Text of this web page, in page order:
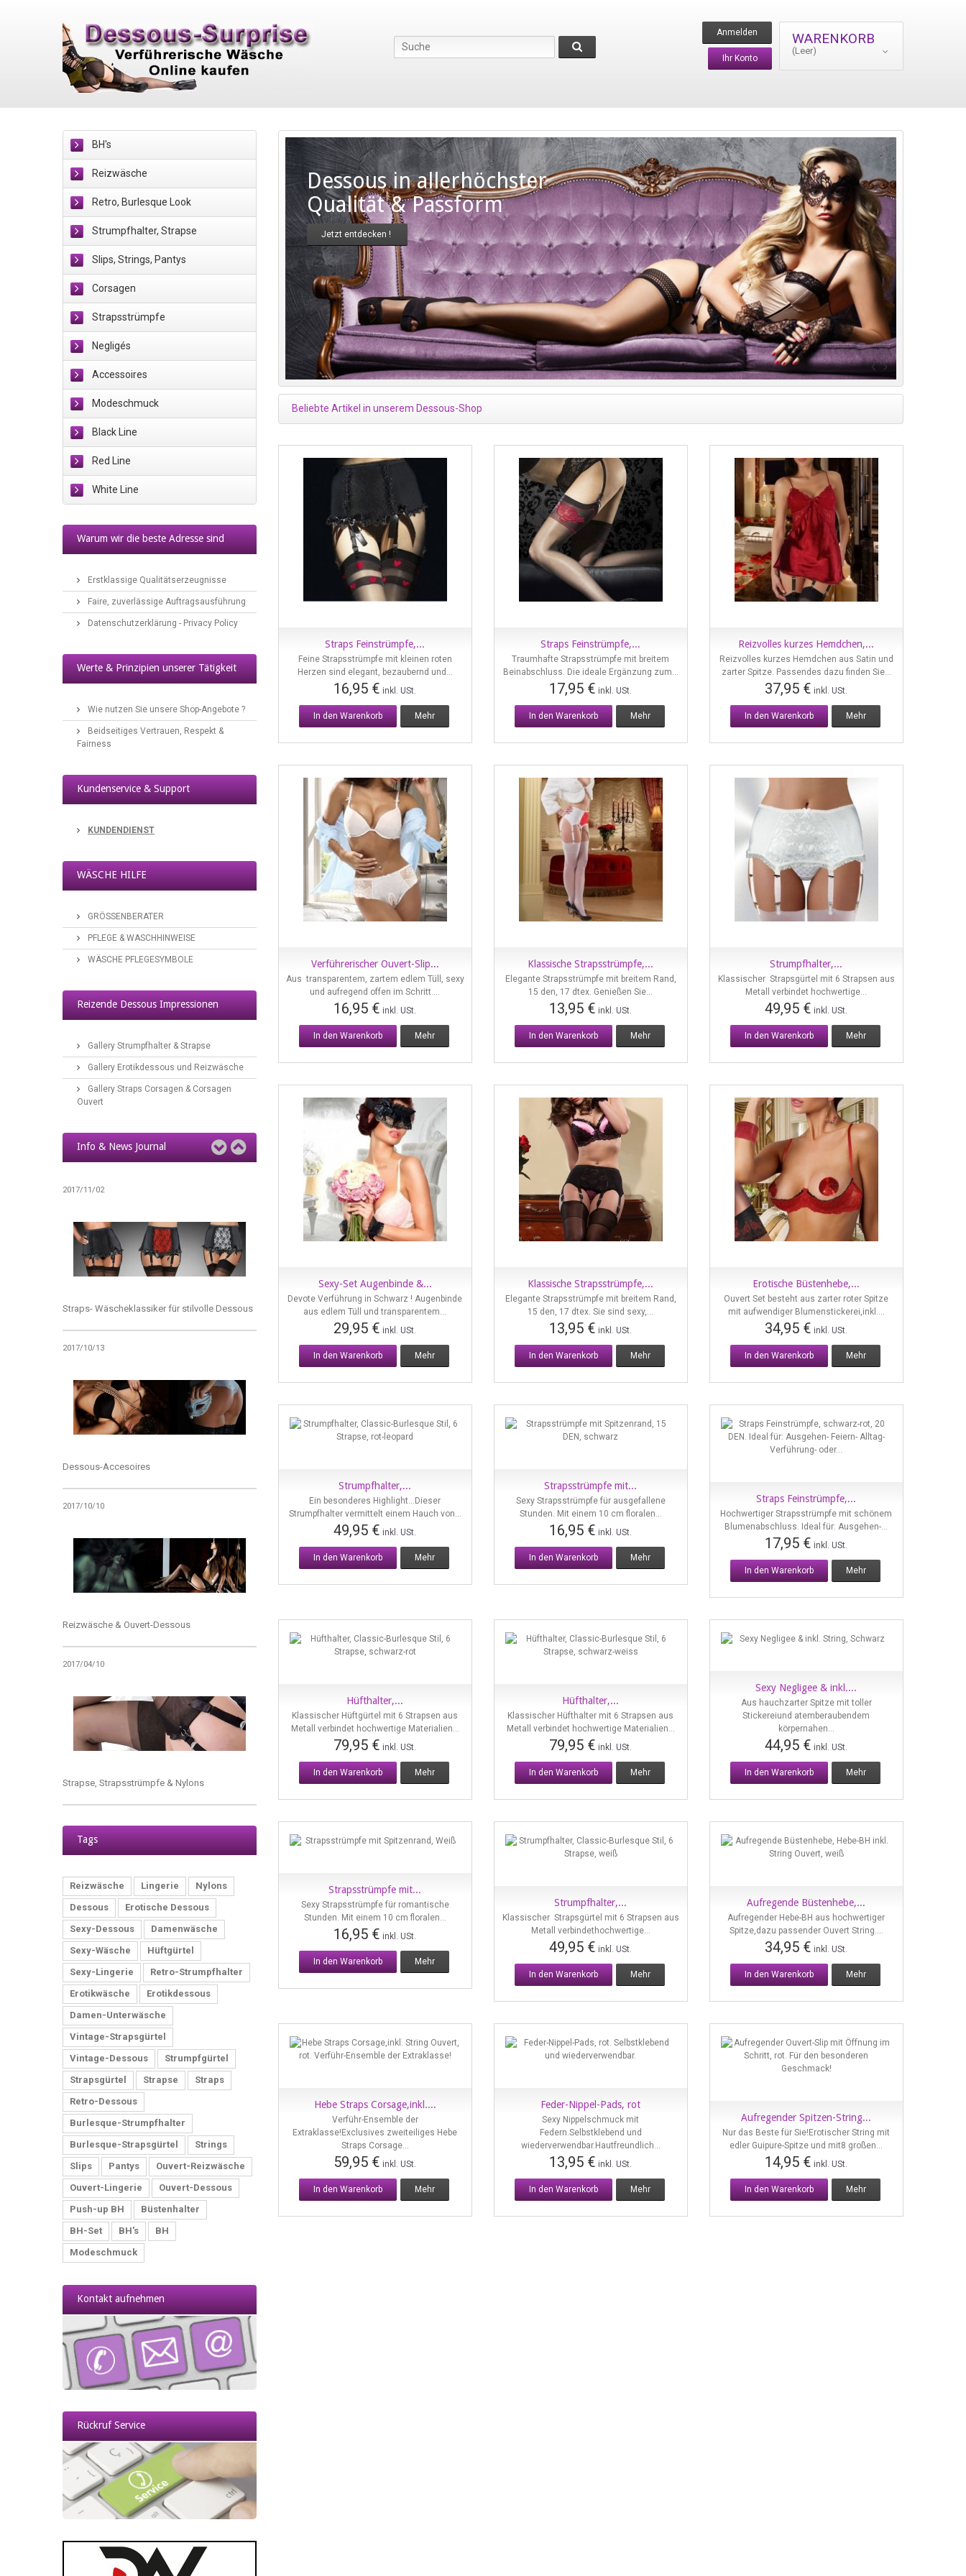
WARENKORB
(Leer)
Anmelden
Ihr Konto
BH's
Reizwäsche
Retro, Burlesque Look
Strumpfhalter, Strapse
Slips, Strings, Pantys
Corsagen
Strapsstrümpfe
Negligés
Accessoires
Modeschmuck
Black Line
Red Line
White Line
Warum wir die beste Adresse sind
Erstklassige Qualitätserzeugnisse
Faire, zuverlässige Auftragsausführung
Datenschutzerklärung - Privacy Policy
Werte & Prinzipien unserer Tätigkeit
Wie nutzen Sie unsere Shop-Angebote ?
Beidseitiges Vertrauen, Respekt &
Fairness
Kundenservice & Support
KUNDENDIENST
WÄSCHE HILFE
GRÖSSENBERATER
PFLEGE & WASCHHINWEISE
WÄSCHE PFLEGESYMBOLE
Reizende Dessous Impressionen
Gallery Strumpfhalter & Strapse
Gallery Erotikdessous und Reizwäsche
Gallery Straps Corsagen & Corsagen
Ouvert
Info & News Journal
2017/11/02
Straps- Wäscheklassiker für stilvolle Dessous
2017/10/13
Dessous-Accesoires
2017/10/10
Reizwäsche & Ouvert-Dessous
Strapse, Strapsstrümpfe & Nylons
2017/11/02
Straps- Wäscheklassiker für stilvolle Dessous
2017/10/13
Dessous-Accesoires
2017/10/10
Reizwäsche & Ouvert-Dessous
2017/04/10
Strapse, Strapsstrümpfe & Nylons
Straps- Wäscheklassiker für stilvolle Dessous
2017/10/13
Dessous-Accesoires
2017/10/10
Reizwäsche & Ouvert-Dessous
2017/04/10
Strapse, Strapsstrümpfe & Nylons
Tags
Reizwäsche Lingerie
Nylons
Dessous
Erotische Dessous
Sexy-Dessous
Damenwäsche
Sexy-Wäsche
Hüftgürtel
Sexy-Lingerie
Retro-Strumpfhalter
Erotikwäsche
Erotikdessous
Damen-Unterwäsche
Vintage-Strapsgürtel
Vintage-Dessous
Strumpfgürtel
Strapsgürtel
Strapse
Straps
Retro-Dessous
Burlesque-Strumpfhalter
Burlesque-Strapsgürtel
Strings
Slips
Pantys
Ouvert-Reizwäsche
Ouvert-Lingerie
Ouvert-Dessous
Push-up BH
Büstenhalter
BH-Set
BH's
BH
Modeschmuck
Kontakt aufnehmen
Rückruf Service
STRUMPFHALTER
& STRAPSGÜRTEL
IM BURLESQUE STYLE
Für den besonderen Abend mit
dem Liebsten, als erotische Überraschung
oder als sexy Geheimnis unter der
Alltagskleidung...
Jetzt entdecken !
Beliebte Artikel in unserem Dessous-Shop
Vorschau
Straps Feinstrümpfe,...
Feine Strapsstrümpfe mit kleinen roten
Herzen sind elegant, bezaubernd und...
16,95 € inkl. USt.
In den Warenkorb Mehr
Vorschau
Straps Feinstrümpfe,...
Traumhafte Strapsstrümpfe mit breitem
Beinabschluss. Die ideale Ergänzung zum...
17,95 € inkl. USt.
In den Warenkorb Mehr
Vorschau
Reizvolles kurzes Hemdchen,...
Reizvolles kurzes Hemdchen aus Satin und
zarter Spitze. Passendes dazu finden Sie...
37,95 € inkl. USt.
In den Warenkorb Mehr
Vorschau
Verführerischer Ouvert-Slip...
Aus transparentem, zartem edlem Tüll, sexy
und aufregend offen im Schritt....
16,95 € inkl. USt.
In den Warenkorb Mehr
Vorschau
Klassische Strapsstrümpfe,...
Elegante Strapsstrümpfe mit breitem Rand,
15 den, 17 dtex. Genießen Sie...
13,95 € inkl. USt.
In den Warenkorb Mehr
Vorschau
Strumpfhalter,...
Klassischer Strapsgürtel mit 6 Strapsen aus
Metall verbindet hochwertige...
49,95 € inkl. USt.
In den Warenkorb Mehr
Vorschau
Sexy-Set Augenbinde &...
Devote Verführung in Schwarz ! Augenbinde
aus edlem Tüll und transparentem...
29,95 € inkl. USt.
In den Warenkorb Mehr
Vorschau
Klassische Strapsstrümpfe,...
Elegante Strapsstrümpfe mit breitem Rand,
15 den, 17 dtex. Sie sind sexy,...
13,95 € inkl. USt.
In den Warenkorb Mehr
Vorschau
Erotische Büstenhebe,...
Ouvert Set besteht aus zarter roter Spitze
mit aufwendiger Blumenstickerei,inkl....
34,95 € inkl. USt.
In den Warenkorb Mehr
Vorschau
Strumpfhalter,...
Ein besonderes Highlight...Dieser
Strumpfhalter vermittelt einem Hauch von...
49,95 € inkl. USt.
In den Warenkorb Mehr
Vorschau
Strapsstrümpfe mit...
Sexy Strapsstrümpfe für ausgefallene
Stunden. Mit einem 10 cm floralen...
16,95 € inkl. USt.
In den Warenkorb Mehr
Vorschau
Straps Feinstrümpfe,...
Hochwertiger Strapsstrümpfe mit schönem
Blumenabschluss. Ideal für: Ausgehen-...
17,95 € inkl. USt.
In den Warenkorb Mehr
Vorschau
Hüfthalter,...
Klassischer Hüftgürtel mit 6 Strapsen aus
Metall verbindet hochwertige Materialien...
79,95 € inkl. USt.
In den Warenkorb Mehr
Vorschau
Hüfthalter,...
Klassischer Hüfthalter mit 6 Strapsen aus
Metall verbindet hochwertige Materialien...
79,95 € inkl. USt.
In den Warenkorb Mehr
Vorschau
Sexy Negligee & inkl....
Aus hauchzarter Spitze mit toller
Stickereiund atemberaubendem
körpernahen...
44,95 € inkl. USt.
In den Warenkorb Mehr
Vorschau
Strapsstrümpfe mit...
Sexy Strapsstrümpfe für romantische
Stunden. Mit einem 10 cm floralen...
16,95 € inkl. USt.
In den Warenkorb Mehr
Vorschau
Strumpfhalter,...
Klassischer Strapsgürtel mit 6 Strapsen aus
Metall verbindethochwertige...
49,95 € inkl. USt.
In den Warenkorb Mehr
Vorschau
Aufregende Büstenhebe,...
Aufregender Hebe-BH aus hochwertiger
Spitze,dazu passender Ouvert String....
34,95 € inkl. USt.
In den Warenkorb Mehr
Vorschau
Hebe Straps Corsage,inkl....
Verführ-Ensemble der
Extraklasse!Exclusives zweiteiliges Hebe
Straps Corsage...
59,95 € inkl. USt.
In den Warenkorb Mehr
Vorschau
Feder-Nippel-Pads, rot
Sexy Nippelschmuck mit
Federn.Selbstklebend und
wiederverwendbar.Hautfreundlich...
13,95 € inkl. USt.
In den Warenkorb Mehr
Vorschau
Aufregender Spitzen-String...
Nur das Beste für Sie!Erotischer String mit
edler Guipure-Spitze und mit8 großen...
14,95 € inkl. USt.
In den Warenkorb Mehr